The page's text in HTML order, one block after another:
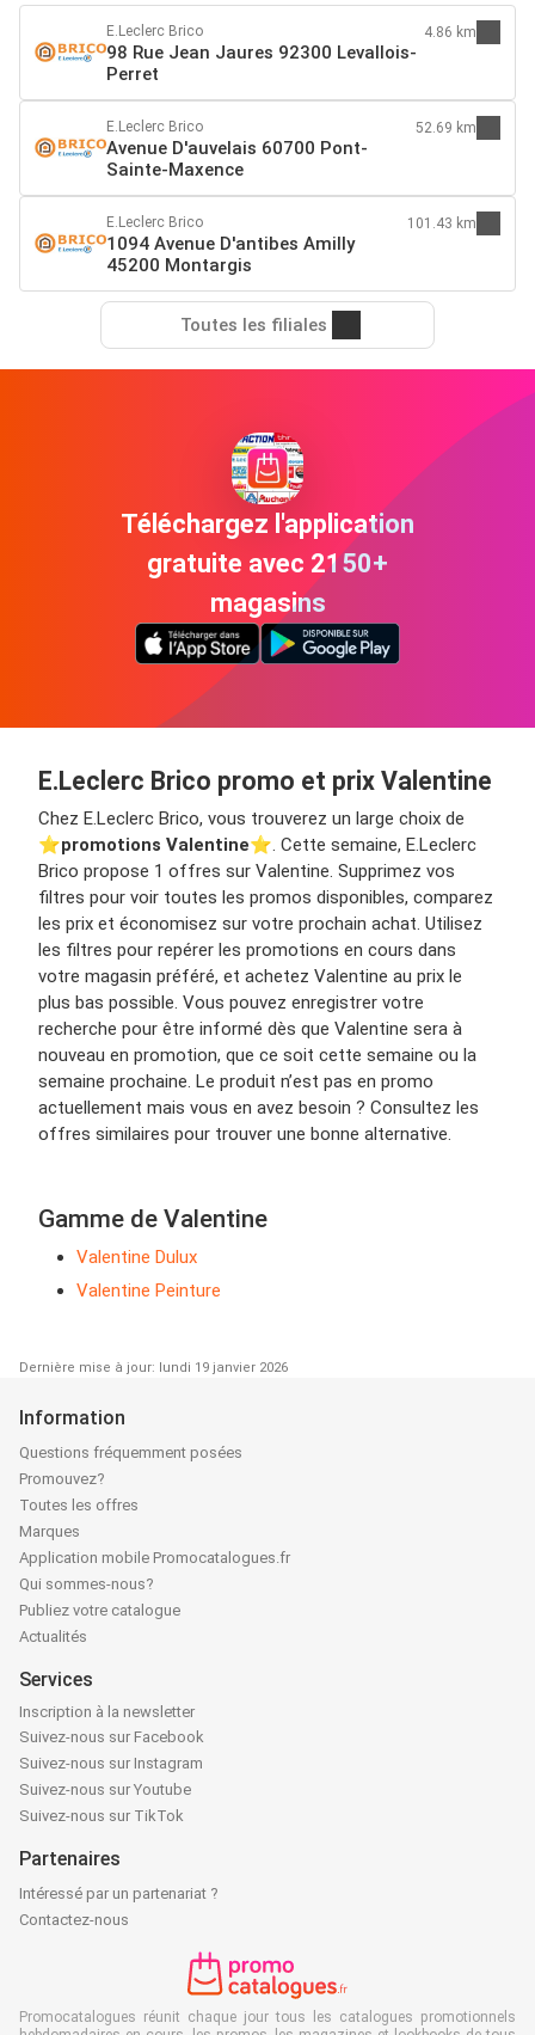
E.Leclerc Brico
98 Rue Jean Jaures 92300 Levallois-
Perret
4.86 km
E.Leclerc Brico
Avenue D'auvelais 60700 Pont-
Sainte-Maxence
52.69 km
E.Leclerc Brico
1094 Avenue D'antibes Amilly
45200 Montargis
101.43 km
Toutes les filiales
Téléchargez l'application
gratuite avec 2150+
magasins
E.Leclerc Brico promo et prix Valentine
Chez E.Leclerc Brico, vous trouverez un large choix de
⭐️promotions Valentine⭐️. Cette semaine, E.Leclerc
Brico propose 1 offres sur Valentine. Supprimez vos
filtres pour voir toutes les promos disponibles, comparez
les prix et économisez sur votre prochain achat. Utilisez
les filtres pour repérer les promotions en cours dans
votre magasin préféré, et achetez Valentine au prix le
plus bas possible. Vous pouvez enregistrer votre
recherche pour être informé dès que Valentine sera à
nouveau en promotion, que ce soit cette semaine ou la
semaine prochaine. Le produit n’est pas en promo
actuellement mais vous en avez besoin ? Consultez les
offres similaires pour trouver une bonne alternative.
Gamme de Valentine
Valentine Dulux
Valentine Peinture
Dernière mise à jour: lundi 19 janvier 2026
Information
Questions fréquemment posées
Promouvez?
Toutes les offres
Marques
Application mobile Promocatalogues.fr
Qui sommes-nous?
Publiez votre catalogue
Actualités
Services
Inscription à la newsletter
Suivez-nous sur Facebook
Suivez-nous sur Instagram
Suivez-nous sur Youtube
Suivez-nous sur TikTok
Partenaires
Intéressé par un partenariat ?
Contactez-nous
Promocatalogues réunit chaque jour tous les catalogues promotionnels